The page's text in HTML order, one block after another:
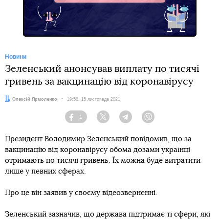
Новини
Зеленський анонсував виплату по тисячі
гривень за вакцинацію від коронавірусу
Автор:
Олексій Ярмоленко Дата:
19:58, 15 листопада 2021
Facebook
1
Twitter TelegramViber
Президент Володимир Зеленський повідомив, що за
вакцинацію від коронавірусу обома дозами українці
отримають по тисячі гривень. Їх можна буде витратити
лише у певних сферах.
Про це він заявив у своєму відеозверненні.
Зеленський зазначив, що держава підтримає ті сфери, які